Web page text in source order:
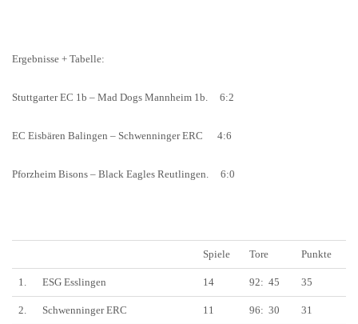
Ergebnisse + Tabelle:
Stuttgarter EC 1b – Mad Dogs Mannheim 1b. 6:2
EC Eisbären Balingen – Schwenninger ERC 4:6
Pforzheim Bisons – Black Eagles Reutlingen. 6:0
Spiele Tore Punkte
1. ESG Esslingen 14 92: 45 35
2. Schwenninger ERC 11 96: 30 31